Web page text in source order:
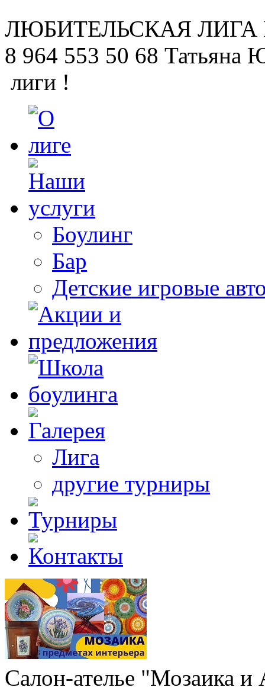
ЛЮБИТЕЛЬСКАЯ ЛИГА
8 964 553 50 68 Татьяна
лиги !
Боулинг
Бар
Детские игровые
Лига
другие турниры
Салон-ателье "Мозаика